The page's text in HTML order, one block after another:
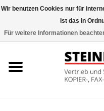
Büromaschinen- Service
Wir benutzen Cookies nur für
Ist das in
Für weitere Informationen